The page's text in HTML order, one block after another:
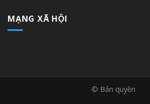
MẠNG XÃ HỘI
© Bản quyền